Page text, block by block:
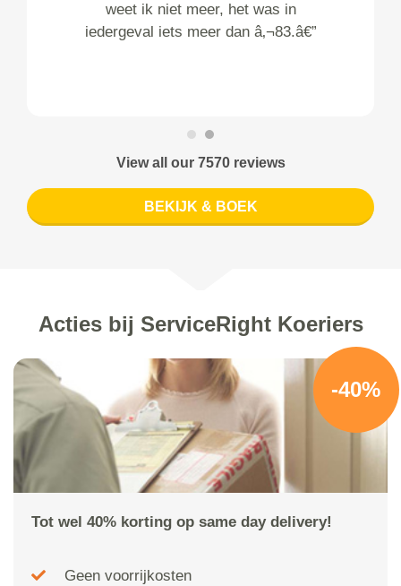
weet ik niet meer, het was in
iedergeval iets meer dan â‚¬83.â€”
View all our 7570 reviews
BEKIJK & BOEK
Acties bij ServiceRight Koeriers
-40%
Tot wel 40% korting op same day delivery!
Geen voorrijkosten